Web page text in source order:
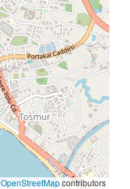
OpenStreetMapcontributors